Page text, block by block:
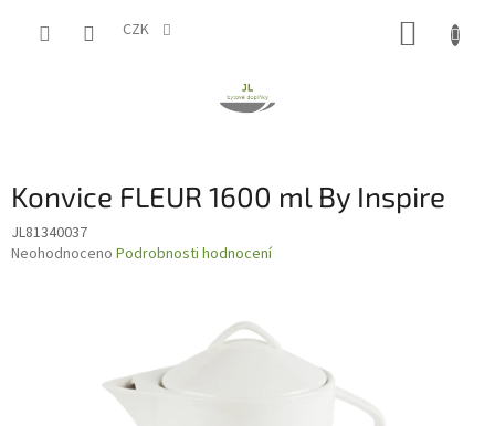
CZK
Konvice FLEUR 1600 ml By Inspire
JL81340037
Průměrné
Neohodnoceno Podrobnosti hodnocení